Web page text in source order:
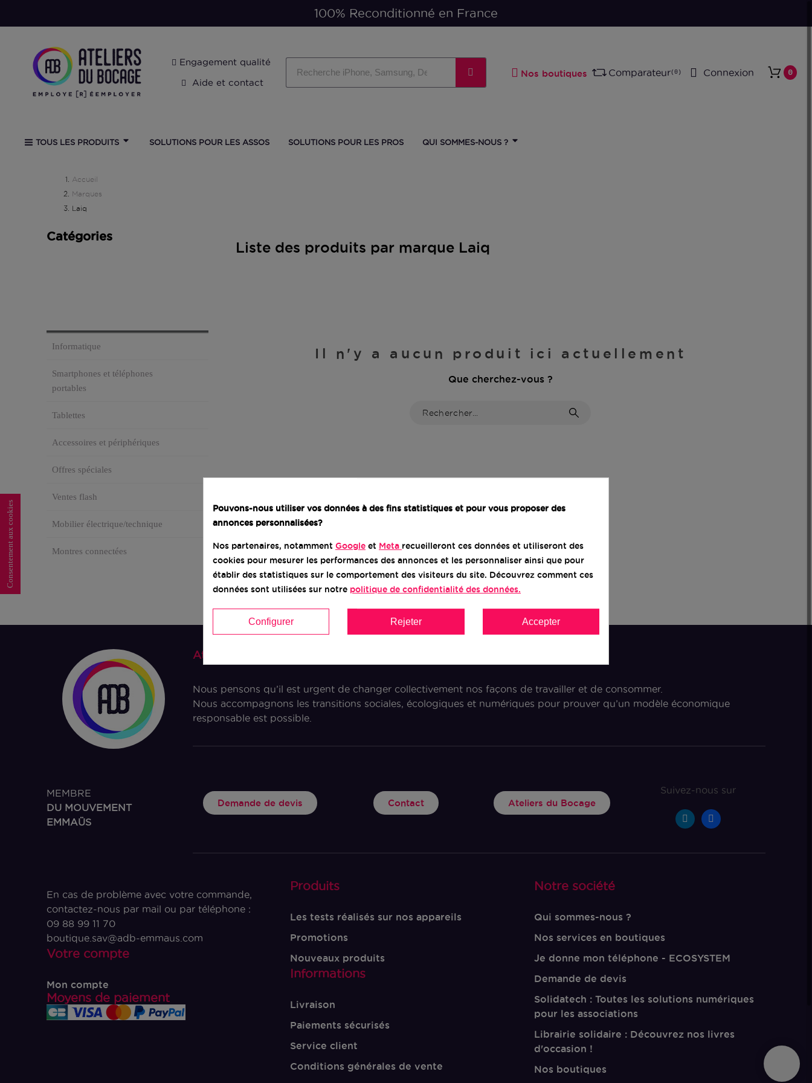
Paiement en 3 ou 4 fois
Engagement qualité
Aide et contact
Nos boutiques Comparateur 0 Connexion 0
TOUS LES PRODUITS SOLUTIONS POUR LES ASSOS SOLUTIONS POUR LES PROS QUI SOMMES-NOUS ?
Accueil
Marques
Laiq
Catégories
Informatique
Smartphones et téléphones
portables
Tablettes
Accessoires et périphériques
Offres spéciales
Ventes flash
Mobilier électrique/technique
Montres connectées
Liste des produits par marque Laiq
Il n'y a aucun produit ici actuellement
Que cherchez-vous ?
Ateliers du Bocage
Nous pensons qu’il est urgent de changer collectivement nos façons de travailler et de consommer.
Nous accompagnons les transitions sociales, écologiques et numériques pour prouver qu’un modèle économique
responsable est possible.
MEMBRE
DU MOUVEMENT
EMMAÜS
Demande de devis Contact Ateliers du Bocage
Suivez-nous sur
En cas de problème avec votre commande,
contactez-nous par mail ou par téléphone :
09 88 99 11 70
boutique.sav@adb-emmaus.com
Votre compte
Mon compte
Moyens de paiement
Produits
Les tests réalisés sur nos appareils
Promotions
Nouveaux produits
Informations
Livraison
Paiements sécurisés
Service client
Conditions générales de vente
Notre société
Qui sommes-nous ?
Nos services en boutiques
Je donne mon téléphone - ECOSYSTEM
Demande de devis
Solidatech : Toutes les solutions numériques
pour les associations
Librairie solidaire : Découvrez nos livres
d'occasion !
Nos boutiques
Pouvons-nous utiliser vos données à des fins statistiques et pour vous proposer des
annonces personnalisées?
Nos partenaires, notamment Google et Meta recueilleront ces données et utiliseront des
cookies pour mesurer les performances des annonces et les personnaliser ainsi que pour
établir des statistiques sur le comportement des visiteurs du site. Découvrez comment ces
données sont utilisées sur notre politique de confidentialité des données.
Configurer Rejeter Accepter
Consentement aux cookies